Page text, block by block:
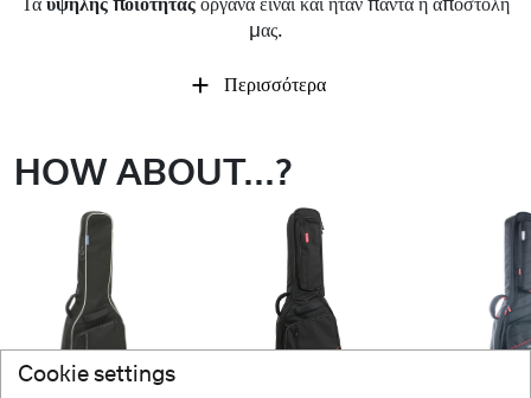
Τα υψηλής ποιότητας όργανα είναι και ήταν πάντα η αποστολή
μας.
Περισσότερα
HOW ABOUT...?
Cookie settings